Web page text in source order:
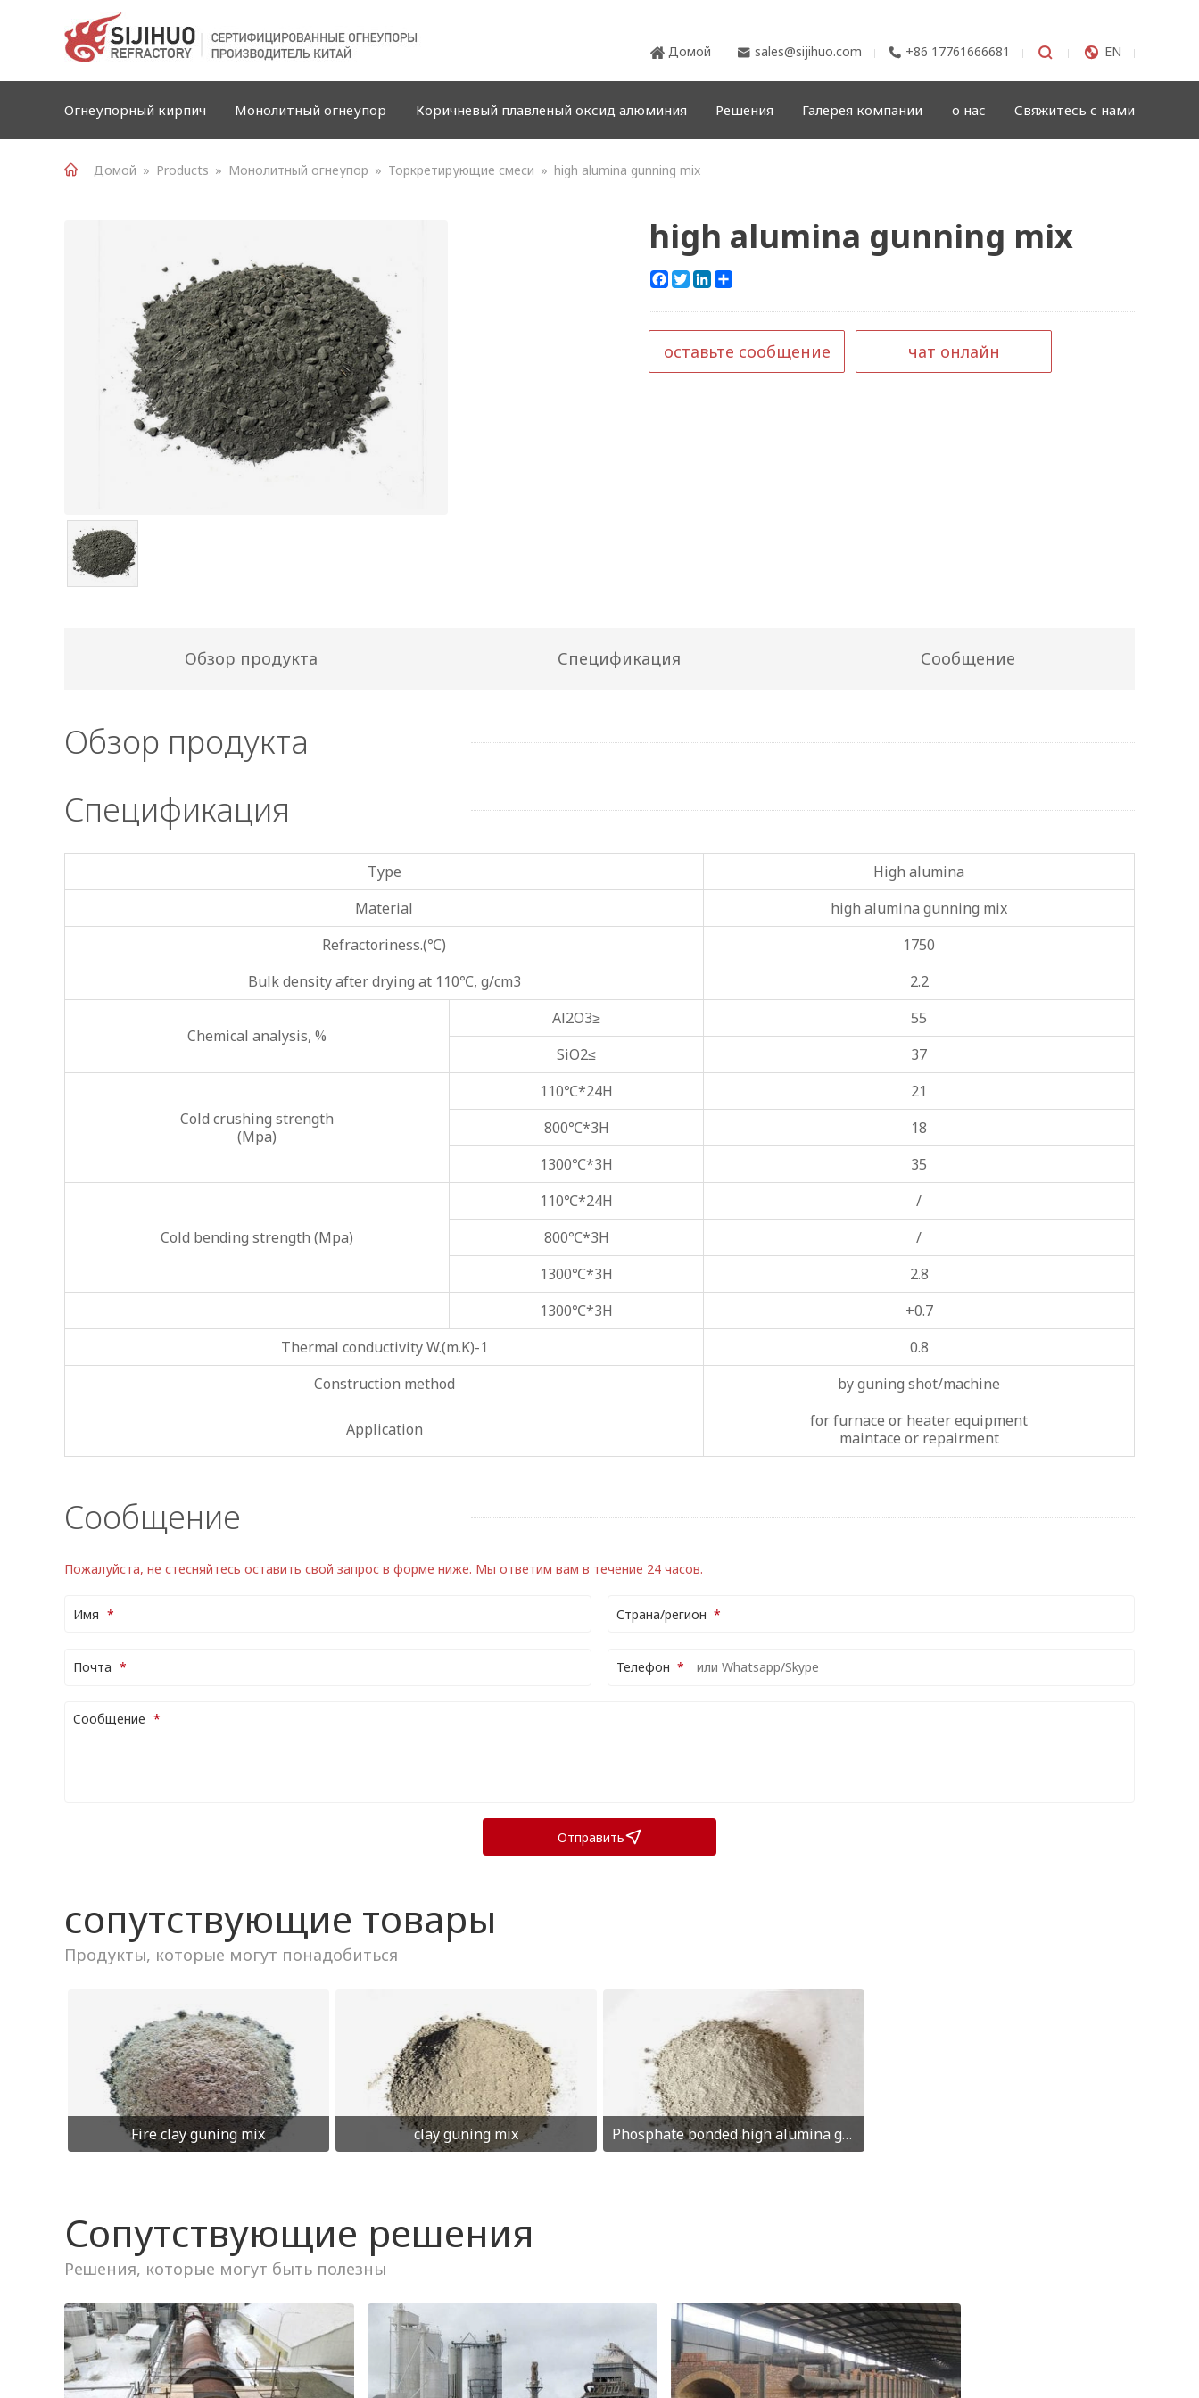
 Домой  sales@sijihuo.com  +86 17761666681   EN
Огнеупорный кирпич Монолитный огнеупор Коричневый плавленый оксид алюминия Решения Галерея компании о нас Свяжитесь с нами
 Домой » Products » Монолитный огнеупор » Торкретирующие смеси » high alumina gunning mix
high alumina gunning mix
Facebook
TwitterLinkedIn
оставьте сообщение чат онлайн
Обзор продукта Спецификация Сообщение
Обзор продукта
Спецификация
Type
High alumina
Material
high alumina gunning mix
Refractoriness.(℃)
1750
Bulk density after drying at 110℃, g/cm3
2.2
Chemical analysis, %
Al2O3≥
55
SiO2≤
37
Cold crushing strength
(Mpa)
110℃*24H
21
800℃*3H
18
1300℃*3H
35
Cold bending strength (Mpa)
110℃*24H
/
800℃*3H
/
1300℃*3H
2.8
1300℃*3H
+0.7
Thermal conductivity W.(m.K)-1
0.8
Construction method
by guning shot/machine
Application
for furnace or heater equipment
maintace or repairment
Сообщение
Пожалуйста, не стесняйтесь оставить свой запрос в форме ниже. Мы ответим вам в течение 24 часов.
Имя Страна/регион
Почта Телефон
Cообщение
Отправить
сопутствующие товары
Fire clay guning mix clay guning mix Phosphate bonded high alumina guning mix
Сопутствующие решения